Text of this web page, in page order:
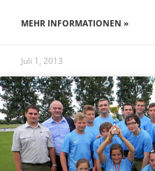
MEHR INFORMATIONEN »
Juli 1, 2013